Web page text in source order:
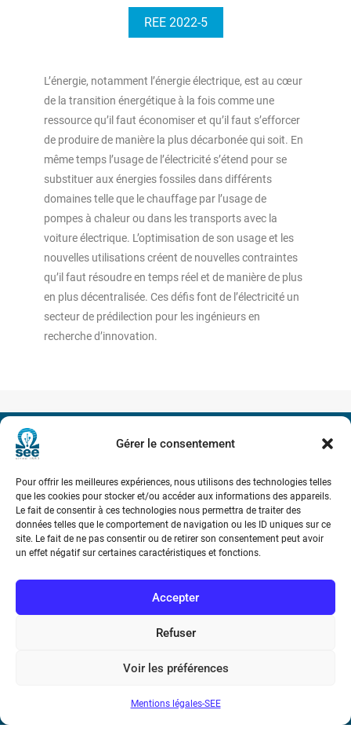
Gérer le consentement
Pour offrir les meilleures expériences, nous utilisons des technologies telles
que les cookies pour stocker et/ou accéder aux informations des appareils.
Le fait de consentir à ces technologies nous permettra de traiter des
données telles que le comportement de navigation ou les ID uniques sur ce
site. Le fait de ne pas consentir ou de retirer son consentement peut avoir
un effet négatif sur certaines caractéristiques et fonctions.
Accepter
Refuser
Voir les préférences
Mentions légales-SEE
REE 2022-5
L’énergie, notamment l’énergie électrique, est au cœur
de la transition énergétique à la fois comme une
ressource qu’il faut économiser et qu’il faut s’efforcer
de produire de manière la plus décarbonée qui soit. En
même temps l’usage de l’électricité s’étend pour se
substituer aux énergies fossiles dans différents
domaines telle que le chauffage par l’usage de
pompes à chaleur ou dans les transports avec la
voiture électrique. L’optimisation de son usage et les
nouvelles utilisations créent de nouvelles contraintes
qu’il faut résoudre en temps réel et de manière de plus
en plus décentralisée. Ces défis font de l’électricité un
secteur de prédilection pour les ingénieurs en
recherche d’innovation.
Bicentenaire des découvertes d’André-
Société de l’Electricité, de l’Electronique et des Technologies
17 rue de l’Amiral Hamelin75116 Paris
Métro : « Boissière » Ligne 6 et « Iéna » Ligne 9
Téléphone : (+33) 1 56 90 37 17
N° de SIREN : 785 393 232, Code APE : 9412Z TVA intra-
communautaire : FR44 785 393 232